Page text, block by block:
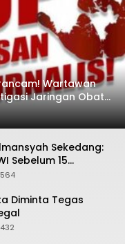
Wartawan
Jaringan Obat
Sekedang:
Sebelum 15
Diminta Tegas